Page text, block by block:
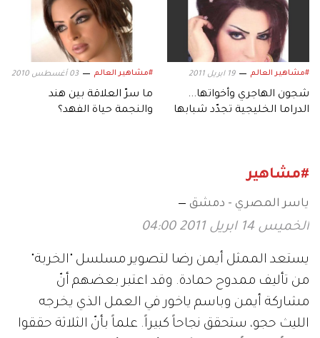
#مشاهير العالم 19 ابريل 2011
شجون الهاجري وأخواتها...
الدراما الخليجية تجدّد شبابها
#مشاهير العالم 03 أغسطس 2010
ما سرّ العلاقة بين هند
والنجمة حياة الفهد؟
#مشاهير
ياسر المصري - دمشق
الخميس 14 ابريل 2011 04:00
يستعد الممثل أيمن رضا لتصوير مسلسل "الخربة"
من تأليف ممدوح حمادة. وقد اعتبر بعضهم أنّ
مشاركة أيمن وباسم ياخور في العمل الذي يخرجه
الليث حجو، ستحقق نجاحاً كبيراً. علماً بأنّ الثلاثة حققوا